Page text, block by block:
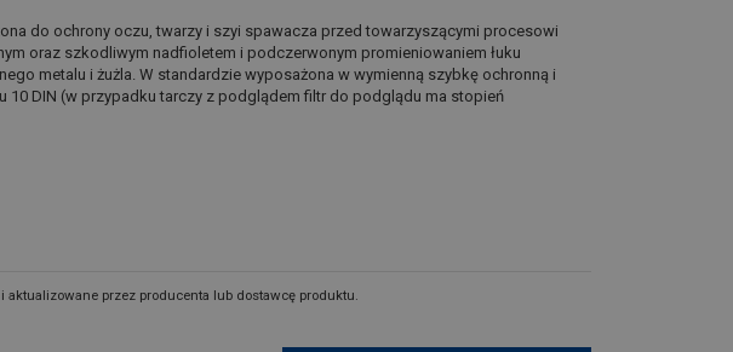
do ochrony oczu, twarzy i szyi spawacza przed towarzyszącymi procesowi
oraz szkodliwym nadfioletem i podczerwonym promieniowaniem łuku
metalu i żużla. W standardzie wyposażona w wymienną szybkę ochronną i
10 DIN (w przypadku tarczy z podglądem filtr do podglądu ma stopień
przez producenta lub dostawcę produktu.